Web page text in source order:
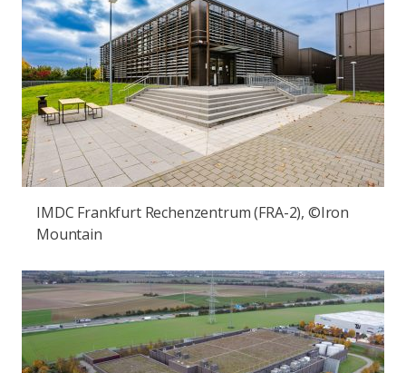
IMDC Frankfurt Rechenzentrum (FRA-2), ©Iron
Mountain